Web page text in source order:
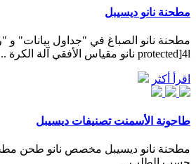
مطحنة نانو ديسيبل
protected]4l نانو مقياس الأفقي آلة الكرة ...
اقرأ أكثر
طاحونة الأسمنت تصنيفات ديسيبل